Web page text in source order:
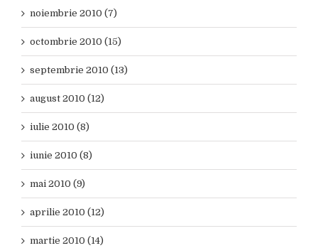
noiembrie 2010 (7)
octombrie 2010 (15)
septembrie 2010 (13)
august 2010 (12)
iulie 2010 (8)
iunie 2010 (8)
mai 2010 (9)
aprilie 2010 (12)
martie 2010 (14)